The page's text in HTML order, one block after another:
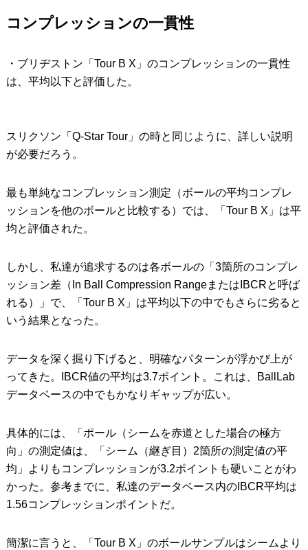
コンプレッションの一貫性
・ブリヂストン「Tour B X」のコンプレッションの一貫性
は、平均以下と評価した。
スリクソン「Q-Star Tour」の時と同じように、詳しい説明
が必要だろう。
最も単純なコンプレッション測定（ボールの平均コンプレ
ッションを他のボールと比較する）では、「Tour B X」は平
均と評価された。
しかし、私達が追求するのは各ボールの「3箇所のコンプレ
ッション差（In Ball Compression RangeまたはIBCRと呼ば
れる）」で、「Tour B X」は平均以下の中でもさらに劣ると
いう結果となった。
データを深く掘り下げると、明確なパターンが浮かび上が
ってきた。IBCR値の平均は3.7ポイント。これは、BallLab
データベースの中でもかなりギャップが広い。
具体的には、「ポール（シームを赤道とした場合の極方
向」の測定値は、「シーム（継ぎ目）2箇所の測定値の平
均」よりもコンプレッションが3.2ポイントも硬いことがわ
かった。参考までに、私達のデータベース内のIBCR平均は
1.56コンプレッションポイントだ。
簡潔に言うと、「Tour B X」のボールサンプルはシームより